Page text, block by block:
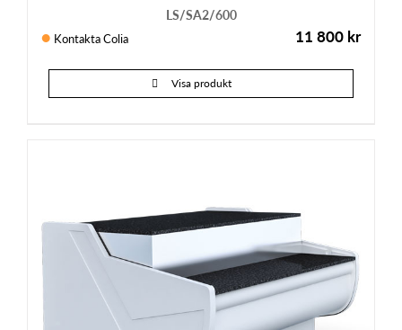
LS/SA2/600
Kontakta Colia 11 800 kr
Visa produkt